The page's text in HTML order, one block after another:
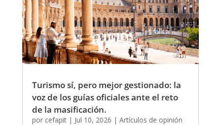
Turismo sí, pero mejor gestionado: la
voz de los guías oficiales ante el reto
de la masificación.
por cefapit| Jul 10, 2026 | Artículos de opinión